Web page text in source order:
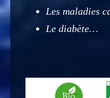
Les maladies
Le diabète…